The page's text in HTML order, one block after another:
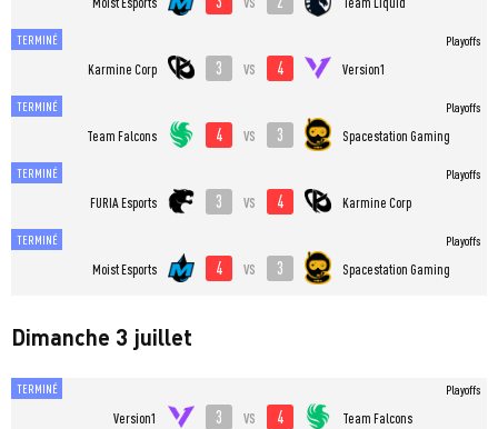
TERMINÉ
Karmine Corp 3 vs 4 Version1
Playoffs
TERMINÉ
Team Falcons 4 vs 3 Spacestation Gaming
Playoffs
TERMINÉ
FURIA Esports 3 vs 4 Karmine Corp
Playoffs
TERMINÉ
Moist Esports 4 vs 3 Spacestation Gaming
Playoffs
Dimanche 3 juillet
TERMINÉ
Version1 3 vs 4 Team Falcons
Playoffs